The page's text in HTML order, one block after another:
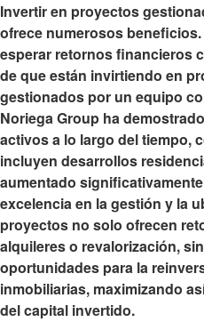
Invertir en proyectos
ofrece numerosos
esperar retornos financieros
de que están invirtiendo en
gestionados por un equipo
Noriega Group ha
activos a lo largo del tiempo,
incluyen desarrollos
aumentado
excelencia en la gestión y la
proyectos no solo ofrecen
alquileres o revalorización,
oportunidades para la
inmobiliarias, maximizando
del capital invertido.